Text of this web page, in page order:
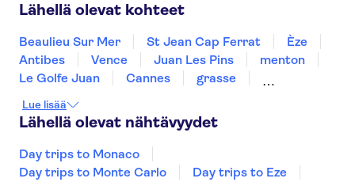
Lähellä olevat kohteet
Beaulieu Sur Mer St Jean Cap Ferrat
Èze
Antibes
Vence Juan Les Pins
menton
Le Golfe Juan
Cannes
grasse
Draguignan
St Tropez
Lue lisää
Lähellä olevat nähtävyydet
Day trips to Monaco
Day trips to Monte Carlo
Day trips to Eze